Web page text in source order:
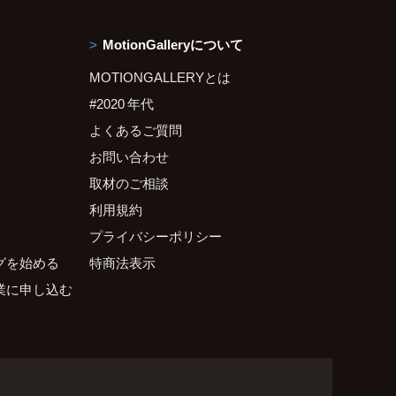
を始める
に申し込む
MotionGalleryについて
MOTIONGALLERYとは
#2020 年代
よくあるご質問
お問い合わせ
取材のご相談
利用規約
プライバシーポリシー
特商法表示